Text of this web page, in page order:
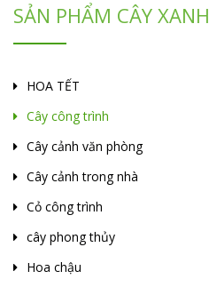
SẢN PHẨM CÂY XANH
HOA TẾT
Cây công trình
Cây cảnh văn phòng
Cây cảnh trong nhà
Cỏ công trình
cây phong thủy
Hoa chậu